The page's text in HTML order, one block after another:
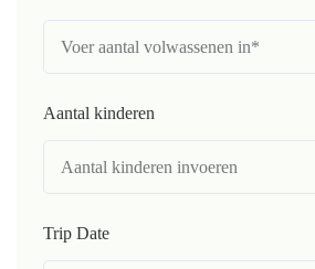
Aantal kinderen
Trip Date